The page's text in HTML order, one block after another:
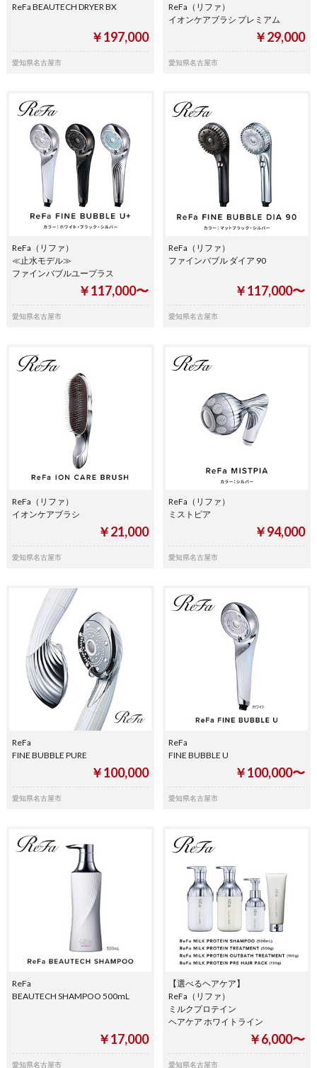
ReFa BEAUTECH DRYER BX
￥197,000
愛知県名古屋市
ReFa（リファ）
イオンケアブラシ プレミアム
￥29,000
愛知県名古屋市
ReFa（リファ）
≪止水モデル≫
ファインバブルユープラス
￥117,000〜
愛知県名古屋市
ReFa（リファ）
ファインバブル ダイア 90
￥117,000〜
愛知県名古屋市
ReFa（リファ）
イオンケアブラシ
￥21,000
愛知県名古屋市
ReFa（リファ）
ミストピア
￥94,000
愛知県名古屋市
ReFa
FINE BUBBLE PURE
￥100,000
愛知県名古屋市
ReFa
FINE BUBBLE U
￥100,000〜
愛知県名古屋市
ReFa
BEAUTECH SHAMPOO 500mL
￥17,000
愛知県名古屋市
【選べるヘアケア】
ReFa（リファ）
ミルクプロテイン
ヘアケア ホワイトライン
￥6,000〜
愛知県名古屋市